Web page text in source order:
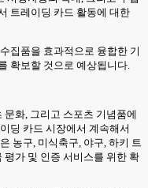
트레이딩 카드 활동에 대한
집품을 효과적으로 융합한 기
확보할 것으로 예상됩니다.
화, 그리고 스포츠 기념품에
딩 카드 시장에서 계속해서
농구, 미식축구, 야구, 하키 트
가 및 인증 서비스를 위한 확